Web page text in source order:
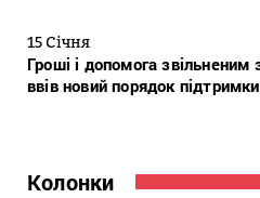
15 Січня
Гроші і допомога звільненим
ввів новий порядок
Колонки